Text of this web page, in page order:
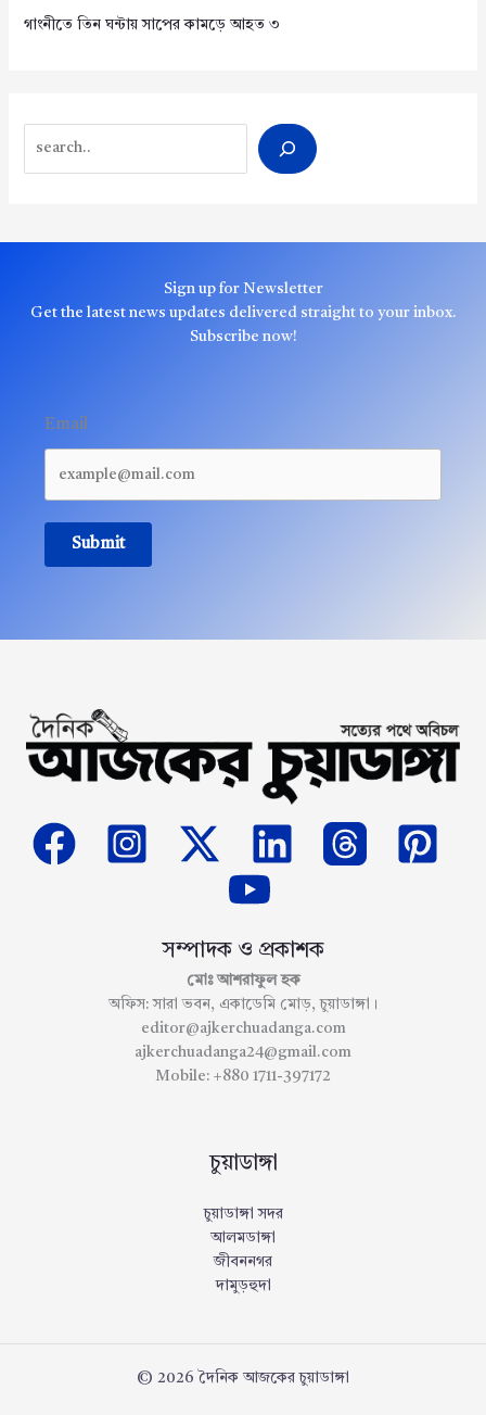
গাংনীতে তিন ঘন্টায় সাপের কামড়ে আহত ৩
Sign up for Newsletter
Get the latest news updates delivered straight to your inbox.
Subscribe now!
Email
Submit
সম্পাদক ও প্রকাশক
মোঃ আশরাফুল হক
অফিস: সারা ভবন, একাডেমি মোড়, চুয়াডাঙ্গা।
editor@ajkerchuadanga.com
ajkerchuadanga24@gmail.com
Mobile: +880 1711-397172
চুয়াডাঙ্গা
চুয়াডাঙ্গা সদর
আলমডাঙ্গা
জীবননগর
দামুড়হুদা
© 2026 দৈনিক আজকের চুয়াডাঙ্গা